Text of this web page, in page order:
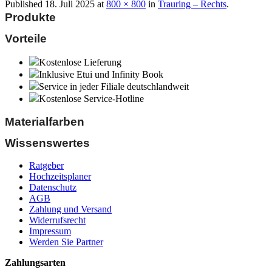
Published 18. Juli 2025 at 800 × 800 in Trauring – Rechts.
Produkte
Vorteile
Kostenlose Lieferung
Inklusive Etui und Infinity Book
Service in jeder Filiale deutschlandweit
Kostenlose Service-Hotline
Materialfarben
Wissenswertes
Ratgeber
Hochzeitsplaner
Datenschutz
AGB
Zahlung und Versand
Widerrufsrecht
Impressum
Werden Sie Partner
Zahlungsarten